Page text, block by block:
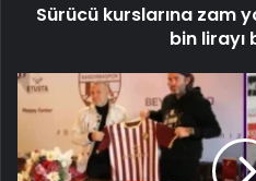
Sürücü kurslarına zam
bin lirayı